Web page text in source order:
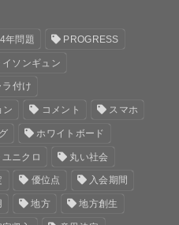
年問題 PROGRESS
イソンギュン
ラ付け
ン コメント スマホ
ホワイトボード
ユニクロ 丸い社会
優位点 入会期間
地方 地方創生